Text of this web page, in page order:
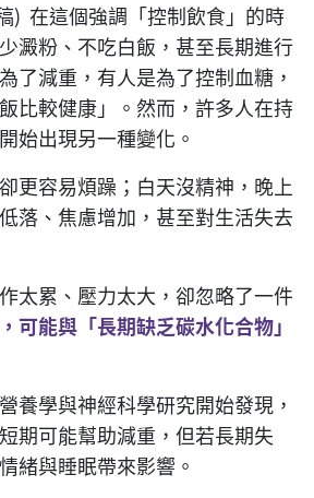
) 在這個強調「控制飲食」的時
澱粉、不吃白飯，甚至長期進行
了減重，有人是為了控制血糖，
比較健康」。然而，許多人在持
始出現另一種變化。
更容易煩躁；白天沒精神，晚上
落、焦慮增加，甚至對生活失去
太累、壓力太大，卻忽略了一件
可能與「長期缺乏碳水化合物」
養學與神經科學研究開始發現，
期可能幫助減重，但若長期失
緒與睡眠帶來影響。